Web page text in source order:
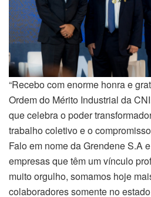
“Recebo com enorme honra e
Ordem do Mérito Industrial da
que celebra o poder
trabalho coletivo e o
Falo em nome da Grendene S.A
empresas que têm um vínculo
muito orgulho, somamos hoje
colaboradores somente no